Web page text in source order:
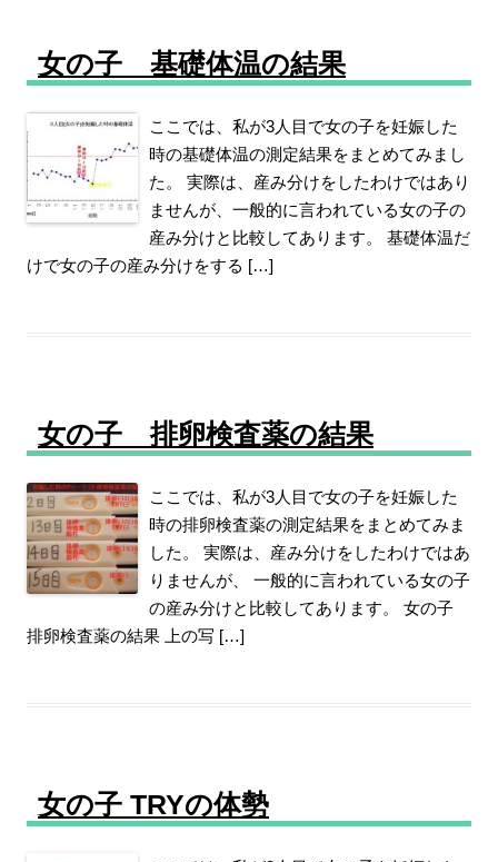
女の子 基礎体温の結果
ここでは、私が3人目で女の子を妊娠した
時の基礎体温の測定結果をまとめてみまし
た。 実際は、産み分けをしたわけではあり
ませんが、一般的に言われている女の子の
産み分けと比較してあります。 基礎体温だ
けで女の子の産み分けをする […]
女の子 排卵検査薬の結果
ここでは、私が3人目で女の子を妊娠した
時の排卵検査薬の測定結果をまとめてみま
した。 実際は、産み分けをしたわけではあ
りませんが、 一般的に言われている女の子
の産み分けと比較してあります。 女の子
排卵検査薬の結果 上の写 […]
女の子 TRYの体勢